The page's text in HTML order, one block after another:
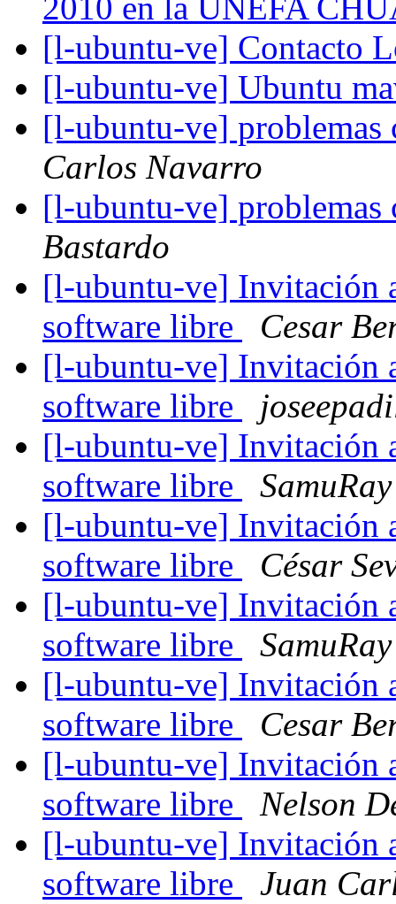
2010 en la UNEFA
[l-ubuntu-ve] Contacto
[l-ubuntu-ve] Ubuntu
[l-ubuntu-ve]
Carlos Navarro
[l-ubuntu-ve]
Bastardo
[l-ubuntu-ve] Invitación
software libre
Cesar
[l-ubuntu-ve] Invitación
software libre
[l-ubuntu-ve] Invitación
software libre
SamuRay
[l-ubuntu-ve] Invitación
software libre
César
[l-ubuntu-ve] Invitación
software libre
SamuRay
[l-ubuntu-ve] Invitación
software libre
Cesar
[l-ubuntu-ve] Invitación
software libre
Nelson
[l-ubuntu-ve] Invitación
software libre
Juan